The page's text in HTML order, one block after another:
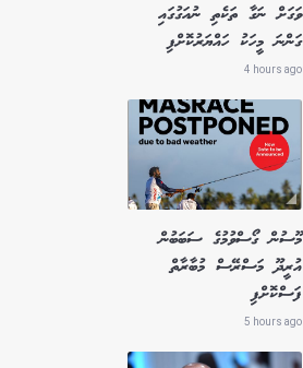
ވަގަށް ނަގާ ތަކެތި ނުއަގުގައި
ގަންނަ މީހަކު ހައްޔަރުކޮށްފި
4 hours ago
މޫސުން ގޯސްވުމުގެ ސަބަބުން
އުރީދޫ މަސްރޭސް މުބާރާތް
ފަސްކޮށްފި
5 hours ago